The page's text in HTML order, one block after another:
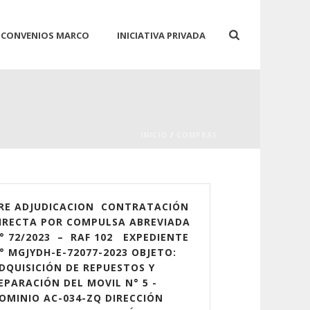
CONVENIOS MARCO INICIATIVA PRIVADA
ADJUDICACION CONTRATACIÓN
POR COMPULSA ABREVIADA
72/2023 – RAF 102 EXPEDIENTE
MGJYDH-E-72077-2023 OBJETO:
DE REPUESTOS Y
DEL MOVIL N° 5 -
AC-034-ZQ DIRECCIÓN